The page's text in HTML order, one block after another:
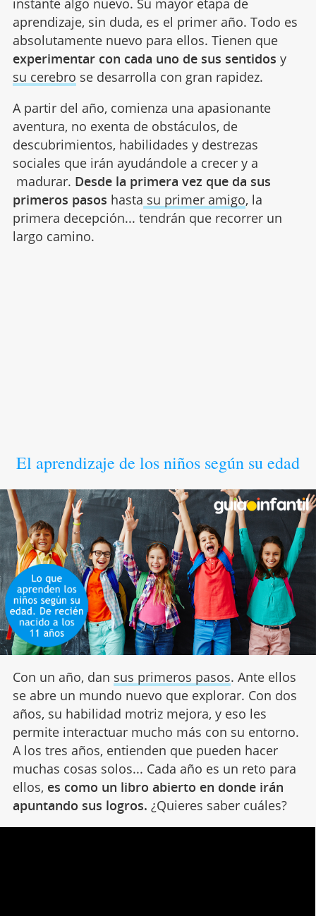
instante algo nuevo. Su mayor etapa de
aprendizaje, sin duda, es el primer año. Todo es
absolutamente nuevo para ellos. Tienen que
experimentar con cada uno de sus sentidos y
su cerebro se desarrolla con gran rapidez.
A partir del año, comienza una apasionante
aventura, no exenta de obstáculos, de
descubrimientos, habilidades y destrezas
sociales que irán ayudándole a crecer y a
madurar. Desde la primera vez que da sus
primeros pasos hasta su primer amigo, la
primera decepción... tendrán que recorrer un
largo camino.
El aprendizaje de los niños según su edad
Con un año, dan sus primeros pasos. Ante ellos
se abre un mundo nuevo que explorar. Con dos
años, su habilidad motriz mejora, y eso les
permite interactuar mucho más con su entorno.
A los tres años, entienden que pueden hacer
muchas cosas solos... Cada año es un reto para
ellos, es como un libro abierto en donde irán
apuntando sus logros. ¿Quieres saber cuáles?